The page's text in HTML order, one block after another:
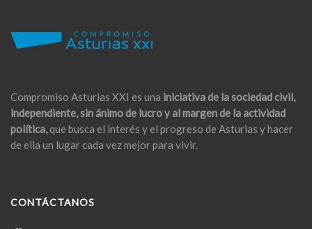
Compromiso Asturias XXI es una iniciativa de la sociedad civil,
independiente, sin ánimo de lucro y al margen de la actividad
política,que busca el interés y el progreso de Asturias y hacer
de ella un lugar cada vez mejor para vivir.
CONTÁCTANOS